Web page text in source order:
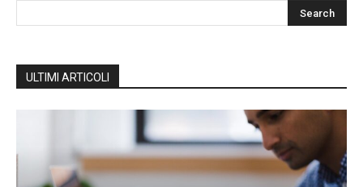
ULTIMI ARTICOLI